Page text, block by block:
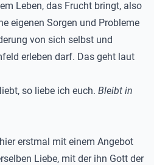
Leben, das Frucht bringt, also
eigenen Sorgen und Probleme
von sich selbst und
erleben darf. Das geht laut
so liebe ich euch. Bleibt in
erstmal mit einem Angebot
Liebe, mit der ihn Gott der